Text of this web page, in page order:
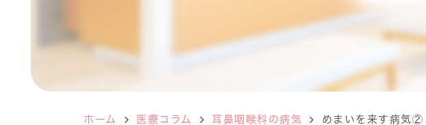
ホーム 医療コラム 耳鼻咽喉科の病気 めまいを来す病気②